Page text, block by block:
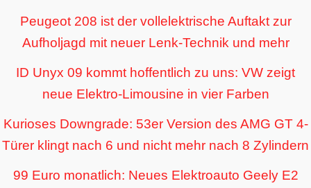
Peugeot 208 ist der vollelektrische Auftakt zur
Aufholjagd mit neuer Lenk-Technik und mehr
ID Unyx 09 kommt hoffentlich zu uns: VW zeigt
neue Elektro-Limousine in vier Farben
Kurioses Downgrade: 53er Version des AMG GT 4-
Türer klingt nach 6 und nicht mehr nach 8 Zylindern
99 Euro monatlich: Neues Elektroauto Geely E2